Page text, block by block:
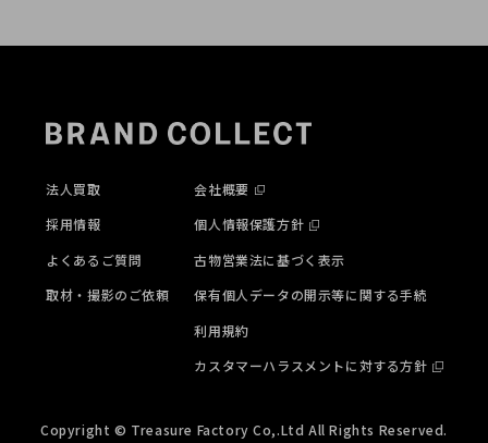
法人買取
採用情報
よくあるご質問
取材・撮影のご依頼
会社概要
個人情報保護方針
古物営業法に基づく表示
保有個人データの開示等に関する手続
利用規約
カスタマーハラスメントに対する方針
Copyright © Treasure Factory Co,.Ltd All Rights Reserved.